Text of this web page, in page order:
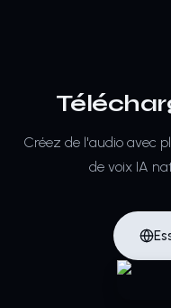
Créez de l'audio avec
de voix IA